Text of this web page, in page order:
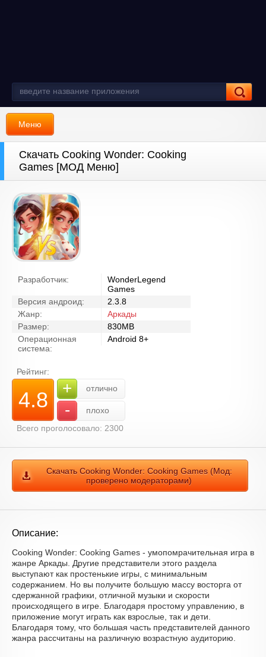
Меню
Скачать Cooking Wonder: Cooking
Games [МОД Меню]
Разработчик:
WonderLegend
Games
Версия андроид:
2.3.8
Жанр:
Аркады
Размер:
830MB
Операционная
система:
Android 8+
Рейтинг:
4.8 + отлично
-
плохо
Всего проголосовало: 2300
Скачать Cooking Wonder: Cooking Games (Мод:
проверено модераторами)
Описание:
Cooking Wonder: Cooking Games - умопомрачительная игра в
жанре Аркады. Другие представители этого раздела
выступают как простенькие игры, с минимальным
содержанием. Но вы получите большую массу восторга от
сдержанной графики, отличной музыки и скорости
происходящего в игре. Благодаря простому управлению, в
приложение могут играть как взрослые, так и дети.
Благодаря тому, что большая часть представителей данного
жанра рассчитаны на различную возрастную аудиторию.